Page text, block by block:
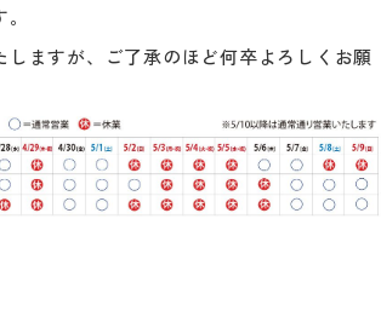
しますが、ご了承のほど何卒よろしくお願